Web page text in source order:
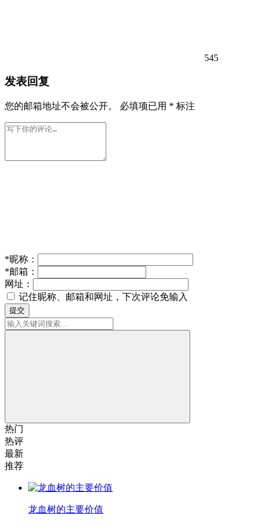
545
发表回复
您的邮箱地址不会被公开。 必填项已用 * 标注
*昵称：
*邮箱：
网址：
记住昵称、邮箱和网址，下次评论免输入
提交
热门
热评
最新
推荐
龙血树的主要价值